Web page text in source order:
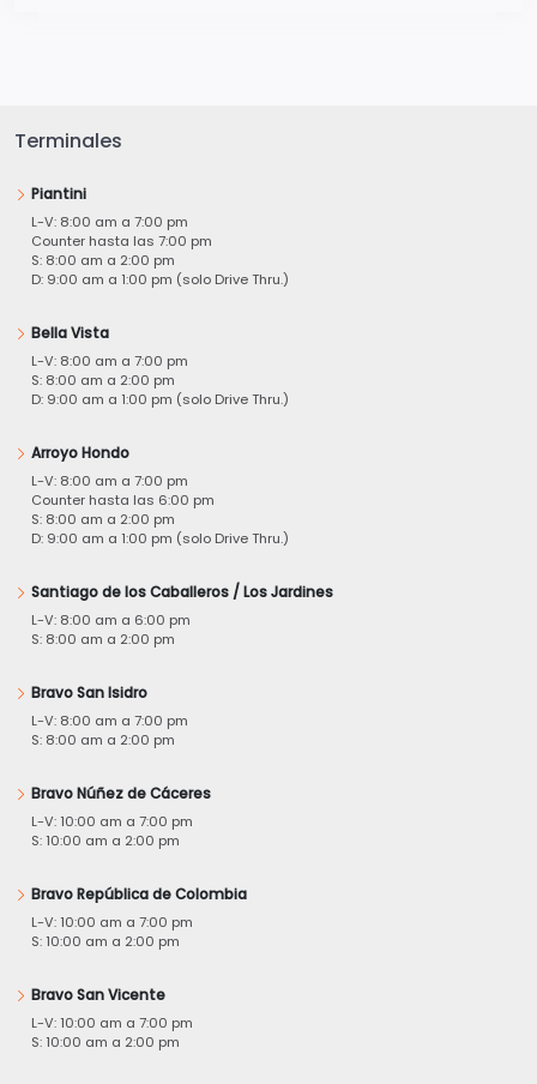
Terminales
Piantini
L-V: 8:00 am a 7:00 pm
Counter hasta las 7:00 pm
S: 8:00 am a 2:00 pm
D: 9:00 am a 1:00 pm (solo Drive Thru.)
Bella Vista
L-V: 8:00 am a 7:00 pm
S: 8:00 am a 2:00 pm
D: 9:00 am a 1:00 pm (solo Drive Thru.)
Arroyo Hondo
L-V: 8:00 am a 7:00 pm
Counter hasta las 6:00 pm
S: 8:00 am a 2:00 pm
D: 9:00 am a 1:00 pm (solo Drive Thru.)
Santiago de los Caballeros / Los Jardines
L-V: 8:00 am a 6:00 pm
S: 8:00 am a 2:00 pm
Bravo San Isidro
L-V: 8:00 am a 7:00 pm
S: 8:00 am a 2:00 pm
Bravo Núñez de Cáceres
L-V: 10:00 am a 7:00 pm
S: 10:00 am a 2:00 pm
Bravo República de Colombia
L-V: 10:00 am a 7:00 pm
S: 10:00 am a 2:00 pm
Bravo San Vicente
L-V: 10:00 am a 7:00 pm
S: 10:00 am a 2:00 pm